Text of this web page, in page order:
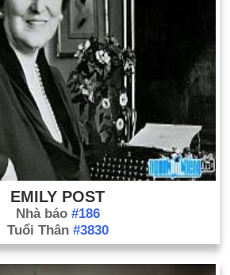
EMILY POST
Nhà báo #186
Tuổi Thân #3830